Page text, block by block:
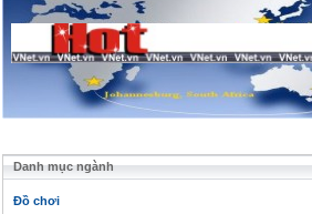
Danh mục ngành
Đồ chơi